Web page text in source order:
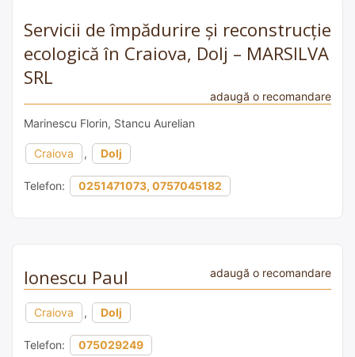
Servicii de împădurire și reconstrucție
ecologică în Craiova, Dolj – MARSILVA
SRL
adaugă o recomandare
Marinescu Florin, Stancu Aurelian
Craiova , Dolj
Telefon: 0251471073, 0757045182
Ionescu Paul adaugă o recomandare
Craiova , Dolj
Telefon: 075029249